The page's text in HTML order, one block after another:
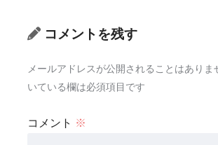
コメントを残す
メールアドレスが公開されることはありま
いている欄は必須項目です
コメント ※